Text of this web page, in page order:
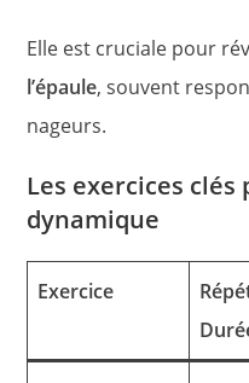
Elle est cruciale pour
l’épaule, souvent
nageurs.
Les exercices clés
dynamique
Exercice